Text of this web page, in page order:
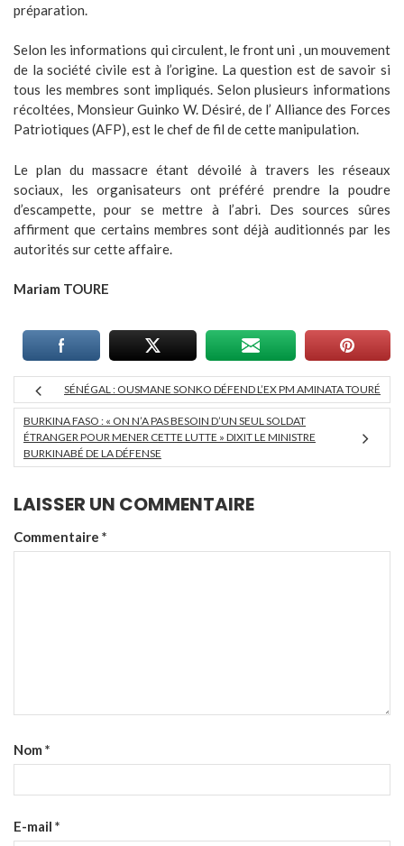
préparation.
Selon les informations qui circulent, le front uni , un mouvement
de la société civile est à l’origine. La question est de savoir si
tous les membres sont impliqués. Selon plusieurs informations
récoltées, Monsieur Guinko W. Désiré, de l’ Alliance des Forces
Patriotiques (AFP), est le chef de fil de cette manipulation.
Le plan du massacre étant dévoilé à travers les réseaux
sociaux, les organisateurs ont préféré prendre la poudre
d’escampette, pour se mettre à l’abri. Des sources sûres
affirment que certains membres sont déjà auditionnés par les
autorités sur cette affaire.
Mariam TOURE
SÉNÉGAL : OUSMANE SONKO DÉFEND L’EX PM AMINATA TOURÉ
BURKINA FASO : « ON N’A PAS BESOIN D’UN SEUL SOLDAT
ÉTRANGER POUR MENER CETTE LUTTE » DIXIT LE MINISTRE
BURKINABÉ DE LA DÉFENSE
LAISSER UN COMMENTAIRE
Commentaire *
Nom *
E-mail *